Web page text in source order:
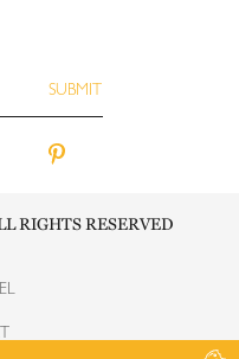
RIGHTS RESERVED